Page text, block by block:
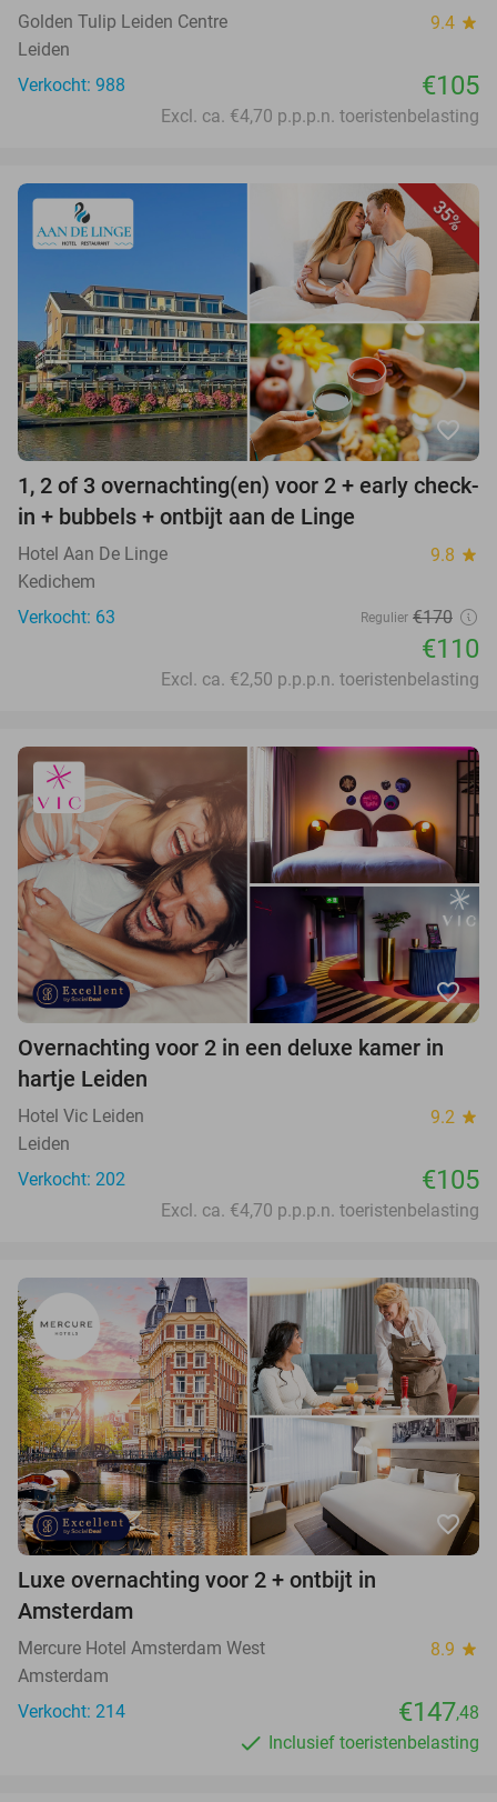
Golden Tulip Leiden Centre 9.4 star
Leiden
Verkocht: 988
€105
Excl. ca. €4,70 p.p.p.n. toeristenbelasting
35%
favorite_border
1, 2 of 3 overnachting(en) voor 2 + early check-
in + bubbels + ontbijt aan de Linge
Hotel Aan De Linge 9.8 star
Kedichem
Verkocht: 63
Regulier €170
€110
Excl. ca. €2,50 p.p.p.n. toeristenbelasting
favorite_border
Overnachting voor 2 in een deluxe kamer in
hartje Leiden
Hotel Vic Leiden 9.2 star
Leiden
Verkocht: 202
€105
Excl. ca. €4,70 p.p.p.n. toeristenbelasting
favorite_border
Luxe overnachting voor 2 + ontbijt in
Amsterdam
Mercure Hotel Amsterdam West 8.9 star
Amsterdam
Verkocht: 214
€147,48
Inclusief toeristenbelasting